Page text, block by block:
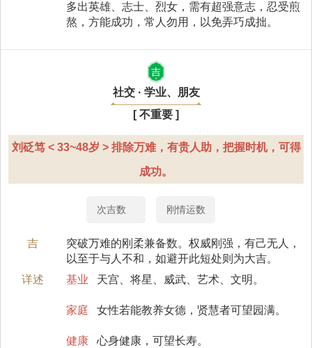
多出英雄、志士、烈女，需有超强意志，忍受煎
熬，方能成功，常人勿用，以免弄巧成拙。
吉
社交 · 学业、朋友
[ 不重要 ]
刘砭笃 < 33~48岁 > 排除万难，有贵人助，把握时机，可得
成功。
次吉数 刚情运数
吉
突破万难的刚柔兼备数。权威刚强，有己无人，
以至于与人不和，如避开此短处则为大吉。
详述
基业 天宫、将星、威武、艺术、文明。
家庭 女性若能教养女德，贤慧者可望园满。
健康 心身健康，可望长寿。